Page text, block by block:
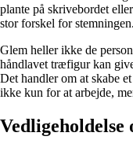
plante på skrivebordet
stor forskel for stemningen.
Glem heller ikke de
håndlavet træfigur kan
Det handler om at skabe
ikke kun for at arbejde,
Vedligeholdelse